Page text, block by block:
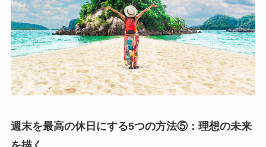
週末を最高の休日にする5つの方法⑤：理想の未来